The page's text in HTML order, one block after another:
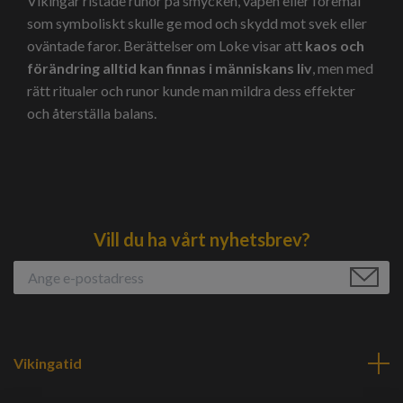
som symboliskt skulle ge mod och skydd mot svek eller
oväntade faror. Berättelser om Loke visar att kaos och
förändring alltid kan finnas i människans liv, men med
rätt ritualer och runor kunde man mildra dess effekter
och återställa balans.
Vill du ha vårt nyhetsbrev?
Vikingatid